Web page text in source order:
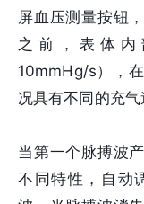
屏血压测量按钮
之前，表体
10mmHg/s），
况具有不同的充气
当第一个脉搏波
不同特性，自动